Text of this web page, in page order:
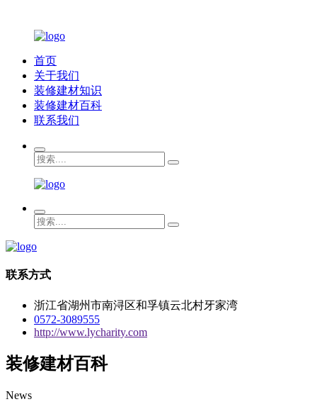
首页
关于我们
装修建材知识
装修建材百科
联系我们
联系方式
浙江省湖州市南浔区和孚镇云北村牙家湾
0572-3089555
http://www.lycharity.com
装修建材百科
News